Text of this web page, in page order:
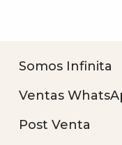
Somos Infinita
Ventas
Post Venta